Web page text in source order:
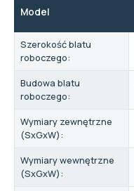
Model
Szerokość blatu
roboczego:
Budowa blatu
roboczego:
Wymiary zewnętrzne
(SxGxW):
Wymiary wewnętrzne
(SxGxW):